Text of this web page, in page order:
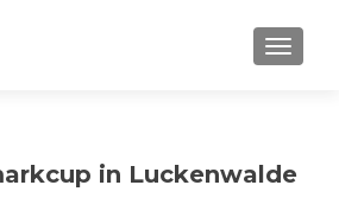
in Luckenwalde